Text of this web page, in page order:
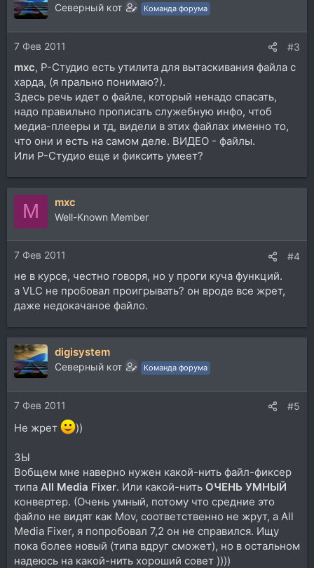
Северный кот Команда форума
7 Фев 2011 #3
mxc, Р-Студио есть утилита для вытаскивания файла с
харда, (я прально понимаю?).
Здесь речь идет о файле, который ненадо спасать,
надо правильно прописать служебную инфо, чтоб
медиа-плееры и тд, видели в этих файлах именно то,
что они и есть на самом деле. ВИДЕО - файлы.
Или Р-Студио еще и фиксить умеет?
M mxc
Well-Known Member
7 Фев 2011 #4
не в курсе, честно говоря, но у проги куча функций.
а VLC не пробовал проигрывать? он вроде все жрет,
даже недокачаное файло.
digisystem
Северный кот Команда форума
7 Фев 2011 #5
Не жрет ))
ЗЫ
Вобщем мне наверно нужен какой-нить файл-фиксер
типа All Media Fixer. Или какой-нить ОЧЕНЬ УМНЫЙ
конвертер. (Очень умный, потому что средние это
файло не видят как Mov, соответственно не жрут, а All
Media Fixer, я попробовал 7,2 он не справился. Ищу
пока более новый (типа вдруг сможет), но в остальном
надеюсь на какой-нить хороший совет ))))